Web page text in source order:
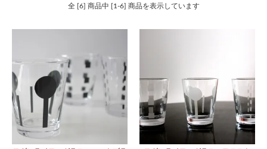
全 [6] 商品中 [1-6] 商品を表示しています